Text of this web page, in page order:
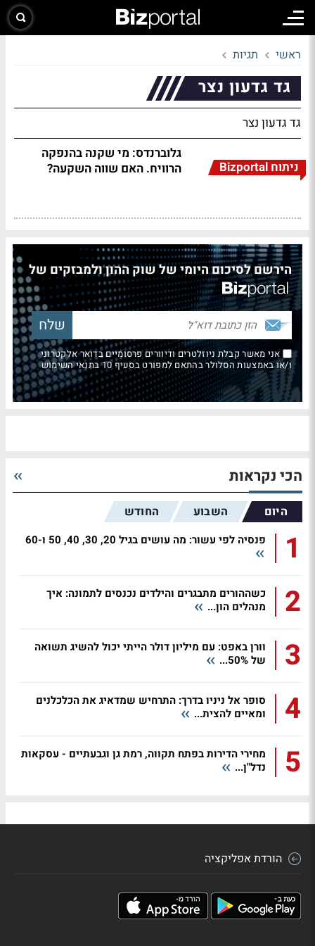
ראשי תגיות
גד גדעון נצר
גד גדעון נצר
ניתוח Bizportal
גלוברנדס: מי שקנה בהנפקה
הרוויח. האם שווה השקעה?
הירשם לסיכום היומי של שוק ההון ולמבזקים של
אני מאשר קבלת ניוזלטרים ודיוורים פרסומיים בדואר אלקטרוני
ו/או באמצעות הסלולר בהתאם למפורט בסעיף 10 בתנאי השימוש
הכי נקראות
היום השבוע החודש
1 פנסיה לפי עשור: מה עושים בגיל 20, 30, 40, 50 ו-60
2
כשההורים מתבגרים והילדים נכנסים לתמונה: איך
מנהלים הון...
3
וורן באפט: עם מיליון דולר הייתי יכול להשיג תשואה
של 50%...
4
סופר אל ניניו בדרך: התרחיש שמדאיג את הכלכלנים
ומאיים להצית...
5
מחירי הדירות בפתח תקווה, רמת גן וגבעתיים - עסקאות
נדל"ן...
הורדת אפליקציה